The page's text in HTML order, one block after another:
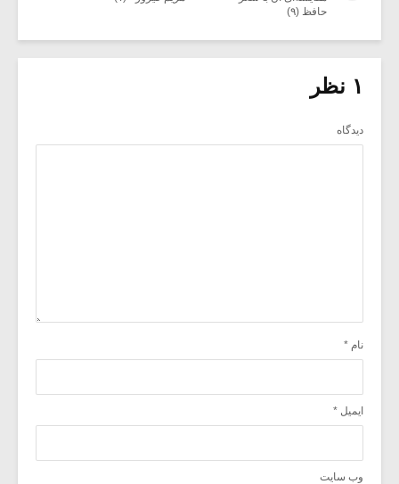
حافظ (۹)
۱ نظر
دیدگاه
نام *
ایمیل *
وب‌ سایت